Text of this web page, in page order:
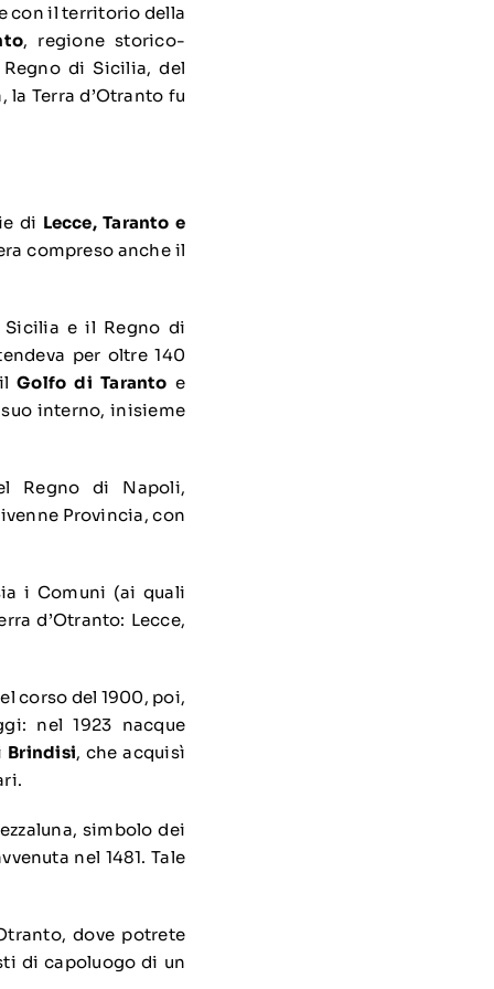
con il territorio della
, regione storico-
di Sicilia, del
la Terra d’Otranto fu
di Lecce, Taranto e
compreso anche il
e il Regno di
per oltre 140
ilGolfo di Taranto e
interno, inisieme
Regno di Napoli,
Provincia, con
i Comuni (ai quali
d’Otranto: Lecce,
corso del 1900, poi,
nel 1923 nacque
Brindisi, che acquisì
simbolo dei
nel 1481. Tale
, dove potrete
di capoluogo di un